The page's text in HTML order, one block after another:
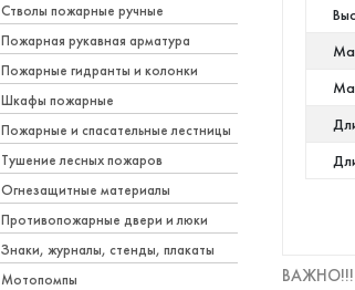
Стволы пожарные ручные
Пожарная рукавная арматура
Пожарные гидранты и колонки
Шкафы пожарные
Пожарные и спасательные лестницы
Тушение лесных пожаров
Огнезащитные материалы
Противопожарные двери и люки
Знаки, журналы, стенды, плакаты
Мотопомпы
ВАЖНО!!!